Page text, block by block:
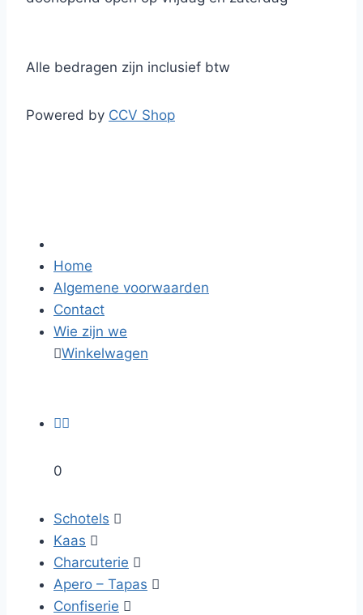
Alle bedragen zijn inclusief btw
Powered by CCV Shop
Home
Algemene voorwaarden
Contact
Wie zijn we
Winkelwagen

0
Schotels 
Kaas 
Charcuterie 
Apero – Tapas 
Confiserie 